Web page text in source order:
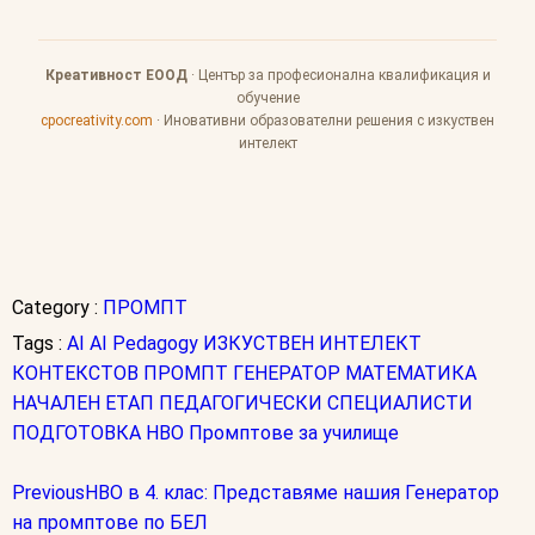
Креативност ЕООД· Център за професионална квалификация и
обучение
cpocreativity.com · Иновативни образователни решения с изкуствен
интелект
Category : ПРОМПТ
Tags : AI AI Pedagogy ИЗКУСТВЕН ИНТЕЛЕКТ
КОНТЕКСТОВ ПРОМПТ ГЕНЕРАТОР МАТЕМАТИКА
НАЧАЛЕН ЕТАП ПЕДАГОГИЧЕСКИ СПЕЦИАЛИСТИ
ПОДГОТОВКА НВО Промптове за училище
PreviousНВО в 4. клас: Представяме нашия Генератор
на промптове по БЕЛ